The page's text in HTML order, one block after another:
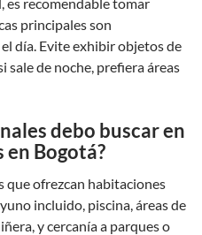
principales son
día. Evite exhibir objetos de
sale de noche, prefiera áreas
debo buscar en
Bogotá?
que ofrezcan habitaciones
incluido, piscina, áreas de
y cercanía a parques o